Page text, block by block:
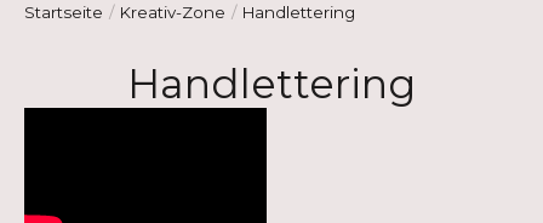
Startseite / Kreativ-Zone / Handlettering
Handlettering